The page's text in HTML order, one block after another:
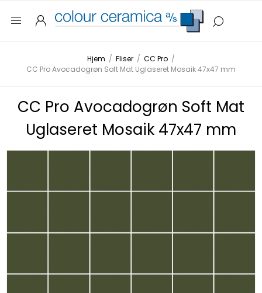
Hjem / Fliser / CC Pro /
CC Pro Avocadogrøn Soft Mat Uglaseret Mosaik 47x47 mm
CC Pro Avocadogrøn Soft Mat
Uglaseret Mosaik 47x47 mm